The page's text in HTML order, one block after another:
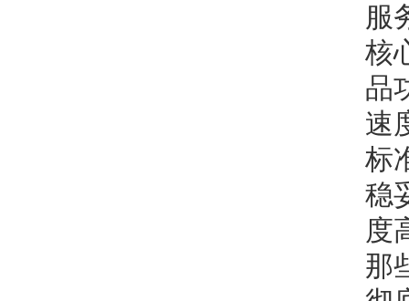
服
核
品
速
标
稳
度
那